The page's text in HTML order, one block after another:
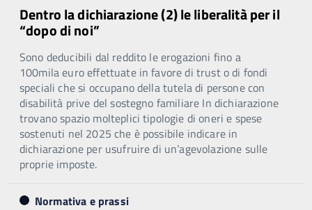
Dentro la dichiarazione (2) le liberalità per il
“dopo di noi”
Sono deducibili dal reddito le erogazioni fino a
100mila euro effettuate in favore di trust o di fondi
speciali che si occupano della tutela di persone con
disabilità prive del sostegno familiare In dichiarazione
trovano spazio molteplici tipologie di oneri e spese
sostenuti nel 2025 che è possibile indicare in
dichiarazione per usufruire di un’agevolazione sulle
proprie imposte.
Normativa e prassi